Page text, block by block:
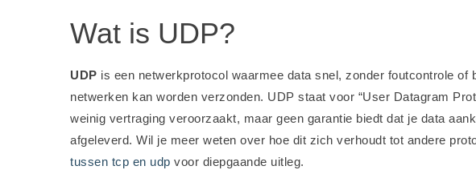
Wat is UDP?
UDP is een netwerkprotocol waarmee data snel, zonder foutcontrole of
netwerken kan worden verzonden. UDP staat voor “User Datagram
weinig vertraging veroorzaakt, maar geen garantie biedt dat je data
afgeleverd. Wil je meer weten over hoe dit zich verhoudt tot andere
tussen tcp en udp voor diepgaande uitleg.